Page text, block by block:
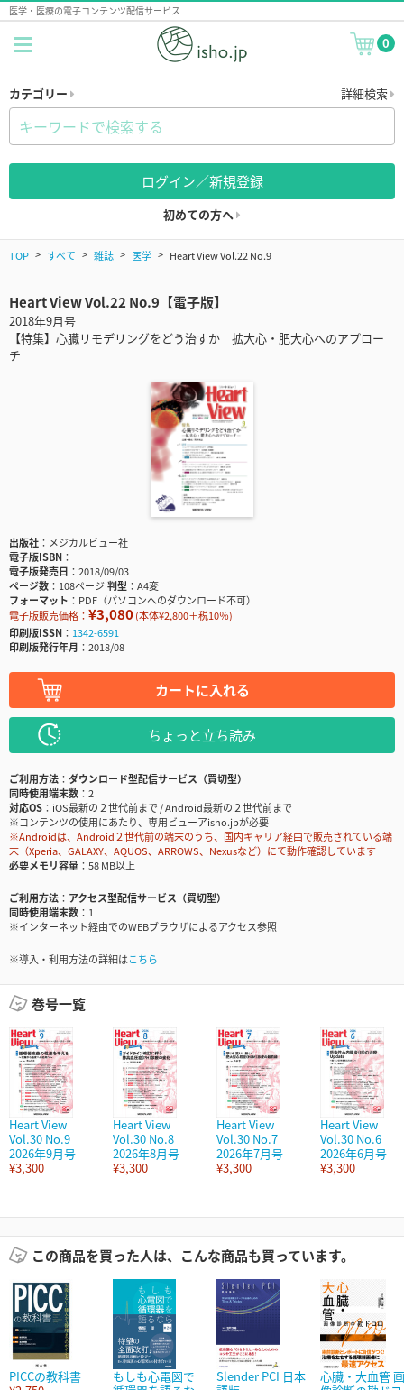
医学・医療の電子コンテンツ配信サービス
0
カテゴリー 詳細検索
ログイン／新規登録
初めての方へ
TOP すべて 雑誌 医学 Heart View Vol.22 No.9
Heart View Vol.22 No.9【電子版】
2018年9月号
【特集】心臓リモデリングをどう治すか 拡大心・肥大心へのアプロー
チ
出版社
メジカルビュー社
電子版ISBN
電子版発売日
2018/09/03
ページ数
108ページ判型
A4変
フォーマット
PDF（パソコンへのダウンロード不可）
電子版販売価格： ¥3,080(本体¥2,800＋税10％)
印刷版ISSN
1342-6591
印刷版発行年月
2018/08
カートに入れる
ちょっと立ち読み
ご利用方法
ダウンロード型配信サービス（買切型）
同時使用端末数
2
対応OS
iOS最新の２世代前まで / Android最新の２世代前まで
※コンテンツの使用にあたり、専用ビューアisho.jpが必要
※Androidは、Android２世代前の端末のうち、国内キャリア経由で販売されている端
末（Xperia、GALAXY、AQUOS、ARROWS、Nexusなど）にて動作確認しています
必要メモリ容量
58 MB以上
ご利用方法
アクセス型配信サービス（買切型）
同時使用端末数
1
※インターネット経由でのWEBブラウザによるアクセス参照
※導入・利用方法の詳細はこちら
巻号一覧
Heart View
Vol.30 No.9
2026年9月号
¥3,300
Heart View
Vol.30 No.8
2026年8月号
¥3,300
Heart View
Vol.30 No.7
2026年7月号
¥3,300
Heart View
Vol.30 No.6
2026年6月号
¥3,300
この商品を買った人は、こんな商品も買っています。
PICCの教科書
もしも心電図で
Slender PCI 日本
心臓・大血管 画